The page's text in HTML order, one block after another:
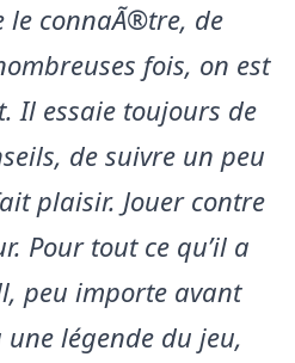
le connaÃ®tre, de
fois, on est
Il essaie toujours de
de suivre un peu
plaisir. Jouer contre
Pour tout ce qu’il a
peu importe avant
légende du jeu,